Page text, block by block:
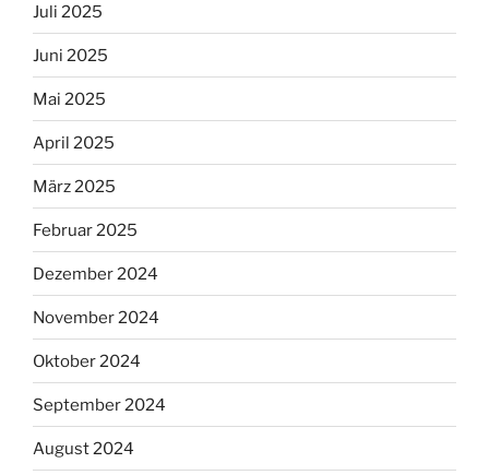
Juli 2025
Juni 2025
Mai 2025
April 2025
März 2025
Februar 2025
Dezember 2024
November 2024
Oktober 2024
September 2024
August 2024